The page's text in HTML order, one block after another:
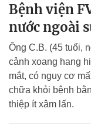
Bệnh viện
nước ngoài
Ông C.B. (45 tuổi,
cảnh xoang hang
mắt, có nguy cơ
chữa khỏi bệnh
thiệp ít xâm lấn.